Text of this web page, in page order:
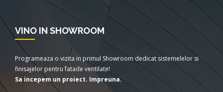
VINO IN SHOWROOM
Programeaza o vizita in primul Showroom dedicat sistemelelor si
finisajelor pentru fatade ventilate!
Sa incepem un proiect. Impreuna.